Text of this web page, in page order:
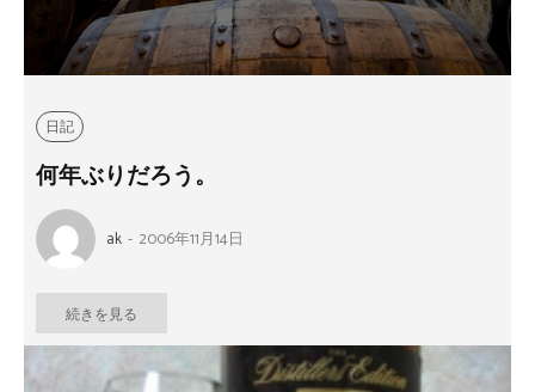
日記
何年ぶりだろう。
ak - 2006年11月14日
続きを見る